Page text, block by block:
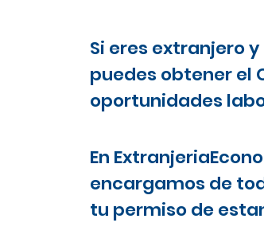
Si eres extranjero
puedes obtener el
oportunidades
En
encargamos de
tu permiso de